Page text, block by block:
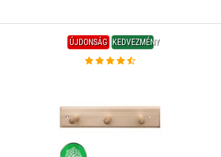
ÚJDONSÁG KEDVEZMÉNY